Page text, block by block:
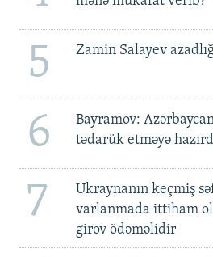
5 Zamin Salayev
6
Bayramov:
tədarük etməyə
7
Ukraynanın keçmiş
varlanmada ittiham
girov ödəməlidir